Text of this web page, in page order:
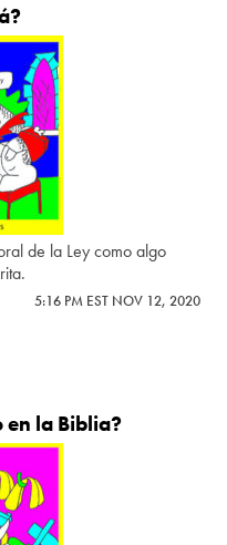
de la Ley como algo
5:16 PM EST NOV 12, 2020
en la Biblia?